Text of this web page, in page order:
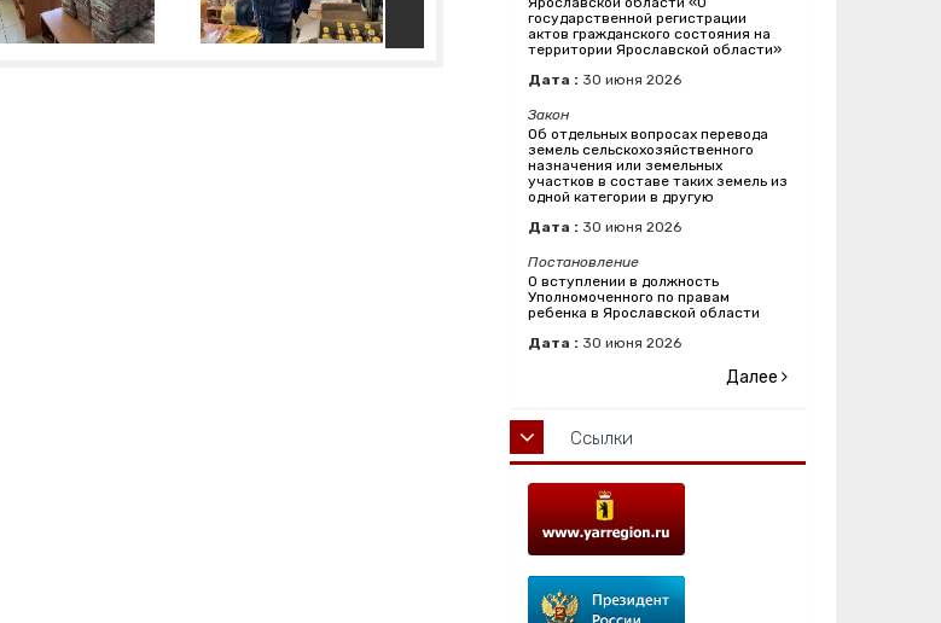
государственной регистрации
актов гражданского состояния на
территории Ярославской области»
Дата : 30 июня 2026
Закон
Об отдельных вопросах перевода
земель сельскохозяйственного
назначения или земельных
участков в составе таких земель из
одной категории в другую
Дата : 30 июня 2026
Постановление
О вступлении в должность
Уполномоченного по правам
ребенка в Ярославской области
Дата : 30 июня 2026
Далее
Ссылки